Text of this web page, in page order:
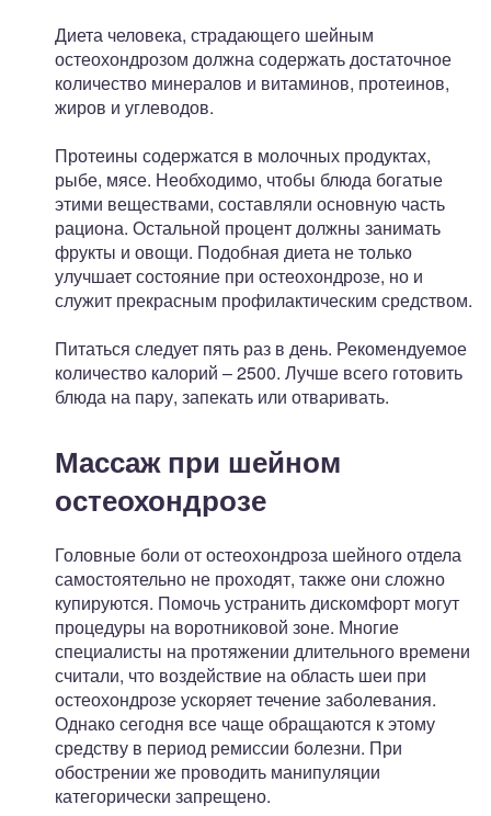
Диета человека, страдающего шейным
остеохондрозом должна содержать достаточное
количество минералов и витаминов, протеинов,
жиров и углеводов.
Протеины содержатся в молочных продуктах,
рыбе, мясе. Необходимо, чтобы блюда богатые
этими веществами, составляли основную часть
рациона. Остальной процент должны занимать
фрукты и овощи. Подобная диета не только
улучшает состояние при остеохондрозе, но и
служит прекрасным профилактическим средством.
Питаться следует пять раз в день. Рекомендуемое
количество калорий – 2500. Лучше всего готовить
блюда на пару, запекать или отваривать.
Массаж при шейном
остеохондрозе
Головные боли от остеохондроза шейного отдела
самостоятельно не проходят, также они сложно
купируются. Помочь устранить дискомфорт могут
процедуры на воротниковой зоне. Многие
специалисты на протяжении длительного времени
считали, что воздействие на область шеи при
остеохондрозе ускоряет течение заболевания.
Однако сегодня все чаще обращаются к этому
средству в период ремиссии болезни. При
обострении же проводить манипуляции
категорически запрещено.